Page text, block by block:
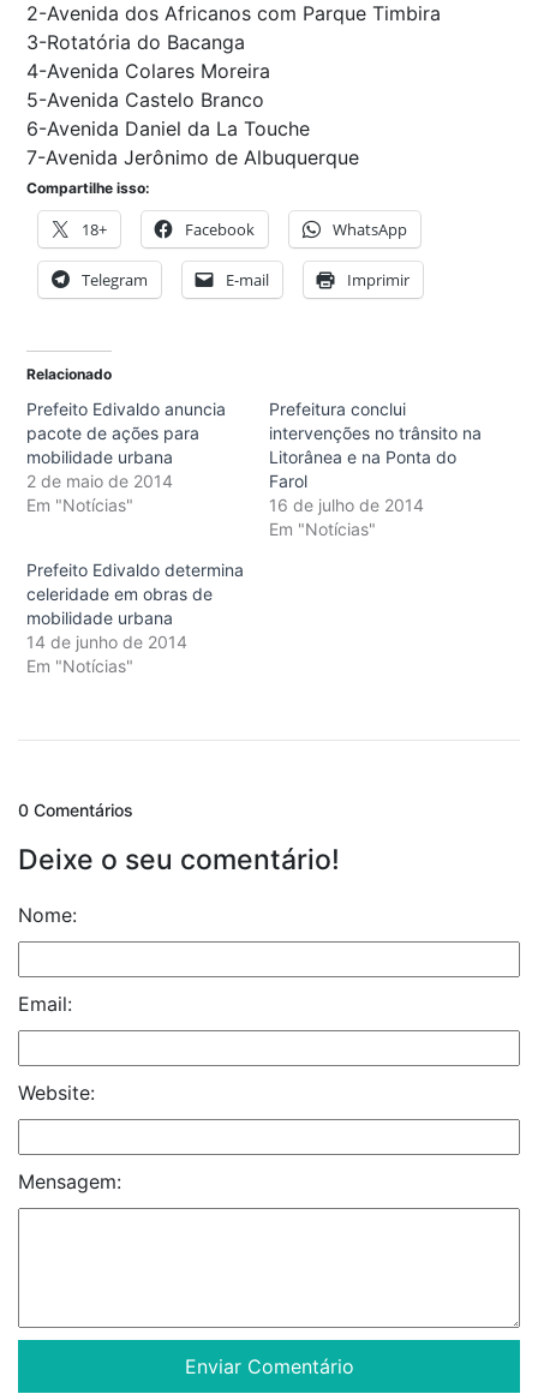
2-Avenida dos Africanos com Parque Timbira
3-Rotatória do Bacanga
4-Avenida Colares Moreira
5-Avenida Castelo Branco
6-Avenida Daniel da La Touche
7-Avenida Jerônimo de Albuquerque
Compartilhe isso:
18+ Facebook WhatsApp
Telegram E-mail Imprimir
Relacionado
Prefeito Edivaldo anuncia
pacote de ações para
mobilidade urbana
2 de maio de 2014
Em "Notícias"
Prefeitura conclui
intervenções no trânsito na
Litorânea e na Ponta do
Farol
16 de julho de 2014
Em "Notícias"
Prefeito Edivaldo determina
celeridade em obras de
mobilidade urbana
14 de junho de 2014
Em "Notícias"
0 Comentários
Deixe o seu comentário!
Nome:
Email:
Website:
Mensagem: